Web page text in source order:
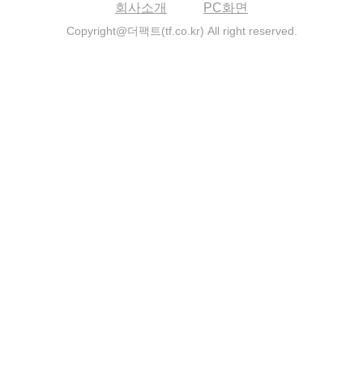
회사소개 PC화면
Copyright@더팩트(tf.co.kr) All right reserved.